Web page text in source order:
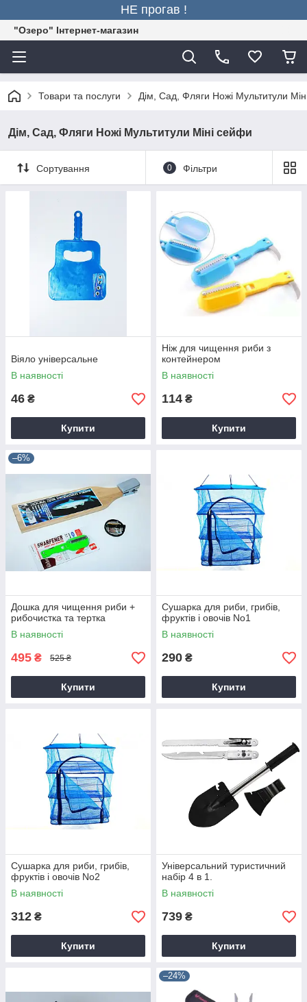
НЕ прогав !
"Озеро" Інтернет-магазин
Товари та послуги Дім, Сад, Фляги Ножі Мультитули
Дім, Сад, Фляги Ножі Мультитули Міні сейфи
Сортування 0 Фільтри
Віяло універсальне
В наявності
46 ₴
Купити
Ніж для чищення риби з
контейнером
В наявності
114 ₴
Купити
–6%
Дошка для чищення риби +
рибочистка та тертка
В наявності
495 ₴ 525 ₴
Купити
Сушарка для риби, грибів,
фруктів і овочів No1
В наявності
290 ₴
Купити
Сушарка для риби, грибів,
фруктів і овочів No2
В наявності
312 ₴
Купити
Універсальний туристичний
набір 4 в 1.
В наявності
739 ₴
Купити
–24%